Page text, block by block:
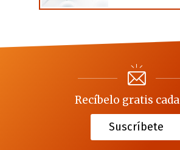
Recíbelo gratis
Suscríbete